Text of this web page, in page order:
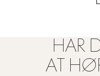
HAR
AT